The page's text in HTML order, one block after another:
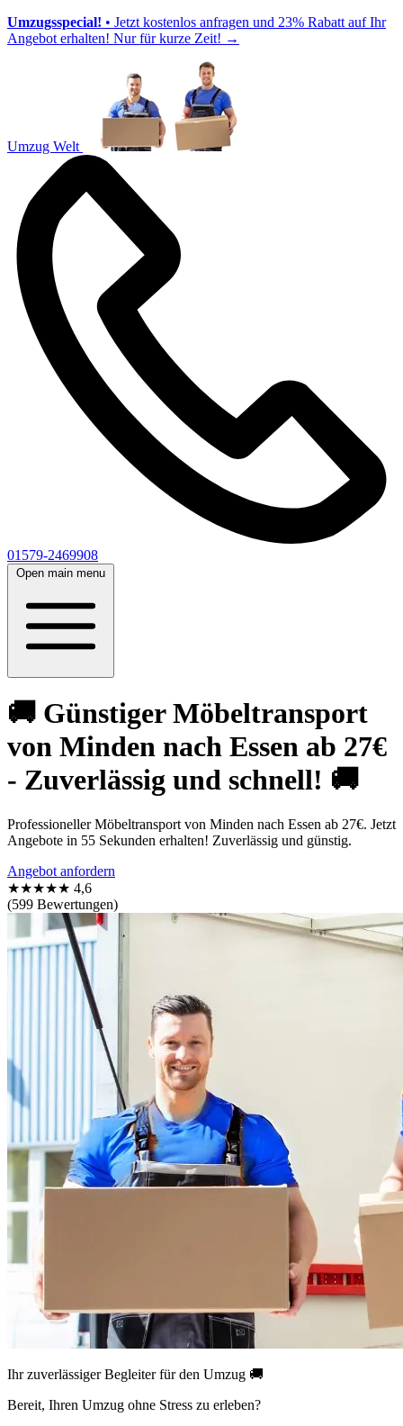
Umzugsspecial! • Jetzt kostenlos anfragen und 23% Rabatt auf Ihr
Angebot erhalten! Nur für kurze Zeit! →
Umzug Welt
01579-2469908
Open main menu
🚚 Günstiger Möbeltransport
von Minden nach Essen ab 27€
- Zuverlässig und schnell! 🚚
Professioneller Möbeltransport von Minden nach Essen ab 27€. Jetzt
Angebote in 55 Sekunden erhalten! Zuverlässig und günstig.
Angebot anfordern
★★★★★ 4,6
(599 Bewertungen)
Ihr zuverlässiger Begleiter für den Umzug 🚚
Bereit, Ihren Umzug ohne Stress zu erleben?